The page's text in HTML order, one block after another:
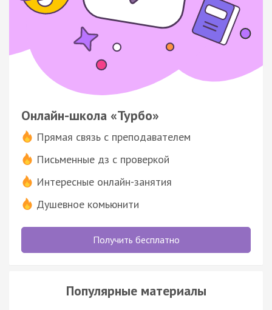
Онлайн-школа «Турбо»
Прямая связь с преподавателем
Письменные дз с проверкой
Интересные онлайн-занятия
Душевное комьюнити
Получить бесплатно
Популярные материалы